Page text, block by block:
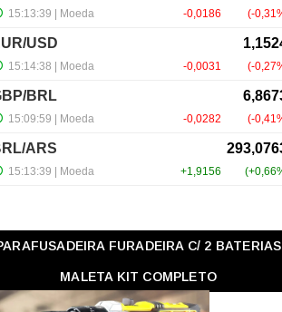
FURADEIRA C/ 2 BATERIAS
MALETA KIT COMPLETO